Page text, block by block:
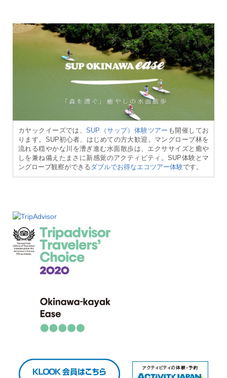
カヤックイーズでは、SUP（サップ）体験ツアー も開催してお
ります。SUP初心者、はじめての方大歓迎。マングローブ林を
流れる穏やかな川を漕ぎ進む水面散歩は、エクササイズと癒や
しを兼ね備えたまさに新感覚のアクティビティ。SUP体験とマ
ングローブ観察ができるダブルでお得なエコツアー体験です。